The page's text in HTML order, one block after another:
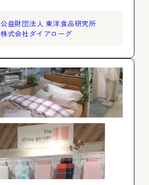
公益財団法人 東洋食品研究所
株式会社ダイアローグ